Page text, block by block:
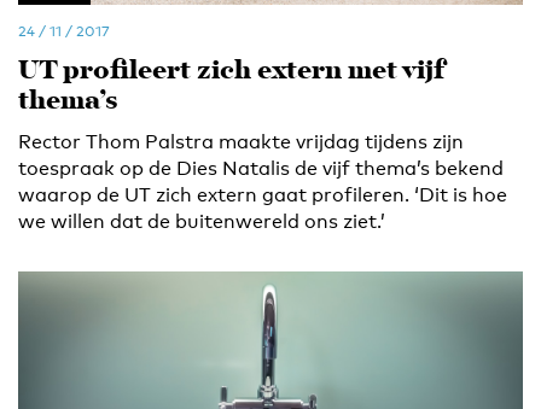
24 / 11 / 2017
UT profileert zich extern met vijf
thema’s
Rector Thom Palstra maakte vrijdag tijdens zijn
toespraak op de Dies Natalis de vijf thema’s bekend
waarop de UT zich extern gaat profileren. ‘Dit is hoe
we willen dat de buitenwereld ons ziet.’